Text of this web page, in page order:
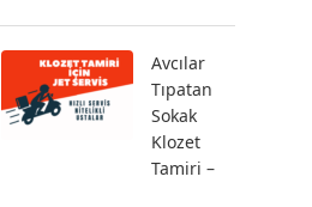
Avcılar
Tıpatan
Sokak
Klozet
Tamiri –